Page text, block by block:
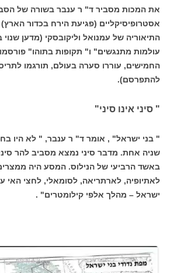
את המכות מסביר ד" ר ענבר בשורה של
אסטרופיסיקליים (פגיעת הירח בכדור
התיאוריה של עמנואל וליקובסקי (מדען
עולמות מתנגשים" ו" תקופות בתוהו"
החמישים, עוררו סערה בעולם, תורגמו
להתפרסם).
" סיני אינו סיני"
" בני ישראל" , אומר ד" ר ענבר, " לא היו
שניה אחת. מדבר סיני נמצא מסביב להר
באשד הרביעי של הנילוס. המסע היה
לאתיופיה, לארתריאה, לסומאלי, לחצי האי
ישראל – מהלך אלפי קילומטרים" .